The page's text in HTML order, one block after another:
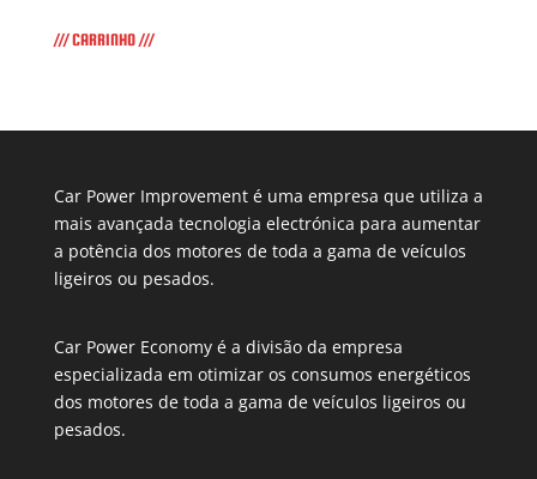
/// CARRINHO ///
Car Power Improvement é uma empresa que utiliza a
mais avançada tecnologia electrónica para aumentar
a potência dos motores de toda a gama de veículos
ligeiros ou pesados.
Car Power Economy é a divisão da empresa
especializada em otimizar os consumos energéticos
dos motores de toda a gama de veículos ligeiros ou
pesados.